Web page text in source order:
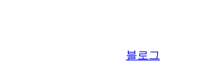
블로그